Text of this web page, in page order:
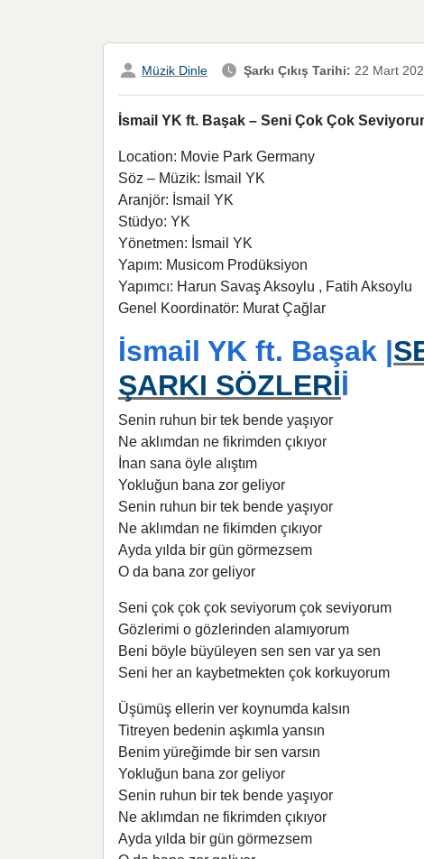
Müzik Dinle Şarkı Çıkış Tarihi: 22 Mart
İsmail YK ft. Başak – Seni Çok Çok
Location: Movie Park Germany
Söz – Müzik: İsmail YK
Aranjör: İsmail YK
Stüdyo: YK
Yönetmen: İsmail YK
Yapım: Musicom Prodüksiyon
Yapımcı: Harun Savaş Aksoylu , Fatih Aksoylu
Genel Koordinatör: Murat Çağlar
İsmail YK ft. Başak |
ŞARKI SÖZLERİİ
Senin ruhun bir tek bende yaşıyor
Ne aklımdan ne fikrimden çıkıyor
İnan sana öyle alıştım
Yokluğun bana zor geliyor
Senin ruhun bir tek bende yaşıyor
Ne aklımdan ne fikimden çıkıyor
Ayda yılda bir gün görmezsem
O da bana zor geliyor
Seni çok çok çok seviyorum çok seviyorum
Gözlerimi o gözlerinden alamıyorum
Beni böyle büyüleyen sen sen var ya sen
Seni her an kaybetmekten çok korkuyorum
Üşümüş ellerin ver koynumda kalsın
Titreyen bedenin aşkımla yansın
Benim yüreğimde bir sen varsın
Yokluğun bana zor geliyor
Senin ruhun bir tek bende yaşıyor
Ne aklımdan ne fikrimden çıkıyor
Ayda yılda bir gün görmezsem